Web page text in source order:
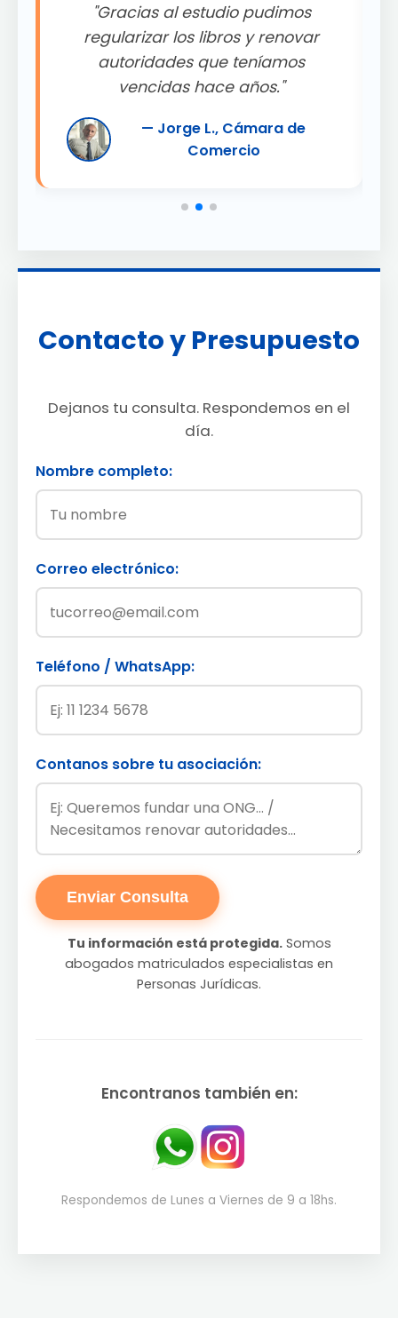
"Gracias al estudio pudimos
regularizar los libros y renovar
autoridades que teníamos
vencidas hace años."
— Jorge L., Cámara de
Comercio
Contacto y Presupuesto
Dejanos tu consulta. Respondemos en el
día.
Nombre completo:
Correo electrónico:
Teléfono / WhatsApp:
Contanos sobre tu asociación:
Enviar Consulta
Tu información está protegida.Somos
abogados matriculados especialistas en
Personas Jurídicas.
Encontranos también en:
Respondemos de Lunes a Viernes de 9 a 18hs.